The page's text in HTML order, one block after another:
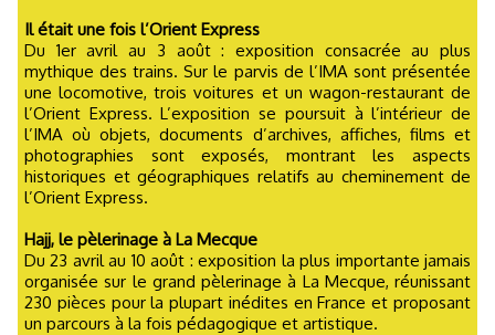
Il était une fois l’Orient Express
Du 1er avril au 3 août : exposition consacrée au plus
mythique des trains. Sur le parvis de l’IMA sont présentée
une locomotive, trois voitures et un wagon-restaurant de
l’Orient Express. L’exposition se poursuit à l’intérieur de
l’IMA où objets, documents d’archives, affiches, films et
photographies sont exposés, montrant les aspects
historiques et géographiques relatifs au cheminement de
l’Orient Express.
Hajj, le pèlerinage à La Mecque
Du 23 avril au 10 août : exposition la plus importante jamais
organisée sur le grand pèlerinage à La Mecque, réunissant
230 pièces pour la plupart inédites en France et proposant
un parcours à la fois pédagogique et artistique.